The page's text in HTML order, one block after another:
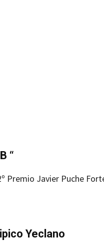
“
Premio Javier Puche
Yeclano